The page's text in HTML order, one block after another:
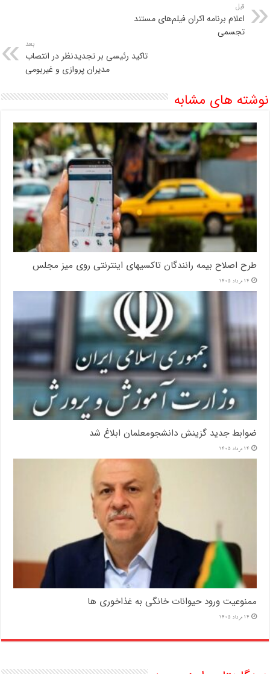
قبل
اعلام برنامه اکران فیلم‌های مستند
تجسمی
بعد
تاکید رئیسی بر تجدیدنظر در انتصاب
مدیران پروازی و غیربومی
نوشته های مشابه
طرح اصلاح بیمه رانندگان تاکسیهای اینترنتی روی میز مجلس
14 مرداد 1405
ضوابط جدید گزینش دانشجومعلمان ابلاغ شد
14 مرداد 1405
ممنوعیت ورود حیوانات خانگی به غذاخوری ها
14 مرداد 1405